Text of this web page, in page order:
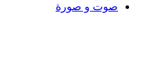
صوت و صورة